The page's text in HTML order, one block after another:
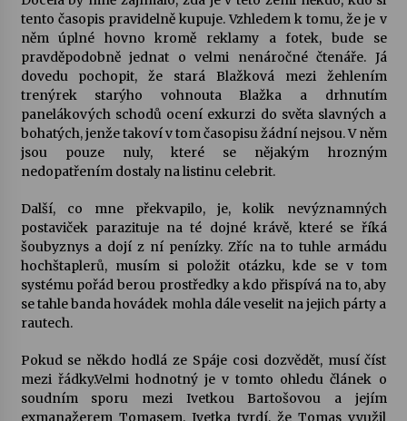
tento časopis pravidelně kupuje. Vzhledem k tomu, že je v
něm úplné hovno kromě reklamy a fotek, bude se
pravděpodobně jednat o velmi nenáročné čtenáře. Já
dovedu pochopit, že stará Blažková mezi žehlením
trenýrek starýho vohnouta Blažka a drhnutím
panelákových schodů ocení exkurzi do světa slavných a
bohatých, jenže takoví v tom časopisu žádní nejsou. V něm
jsou pouze nuly, které se nějakým hrozným
nedopatřením dostaly na listinu celebrit.
Další, co mne překvapilo, je, kolik nevýznamných
postaviček parazituje na té dojné krávě, které se říká
šoubyznys a dojí z ní penízky. Zříc na to tuhle armádu
hochštaplerů, musím si položit otázku, kde se v tom
systému pořád berou prostředky a kdo přispívá na to, aby
se tahle banda hovádek mohla dále veselit na jejich párty a
rautech.
Pokud se někdo hodlá ze Spáje cosi dozvědět, musí číst
mezi řádky.Velmi hodnotný je v tomto ohledu článek o
soudním sporu mezi Ivetkou Bartošovou a jejím
exmanažerem Tomasem. Ivetka tvrdí, že Tomas využil